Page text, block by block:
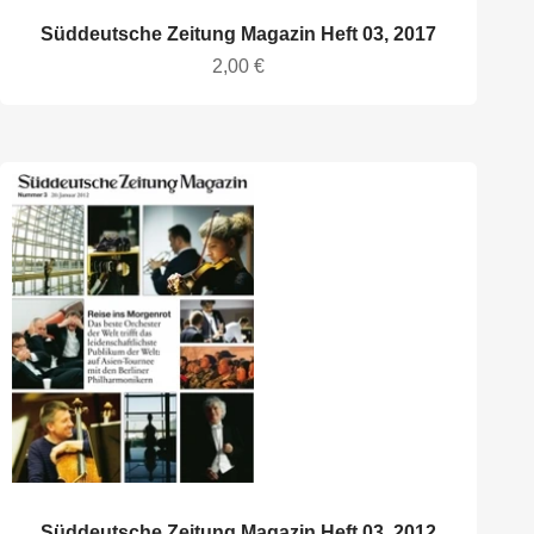
Süddeutsche Zeitung Magazin Heft 03, 2017
Angebot
2,00 €